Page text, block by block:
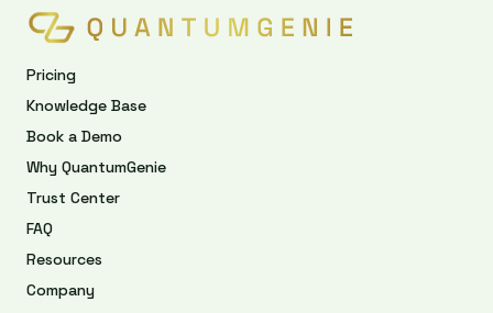
Pricing
Knowledge Base
Book a Demo
Why QuantumGenie
Trust Center
FAQ
Resources
Company